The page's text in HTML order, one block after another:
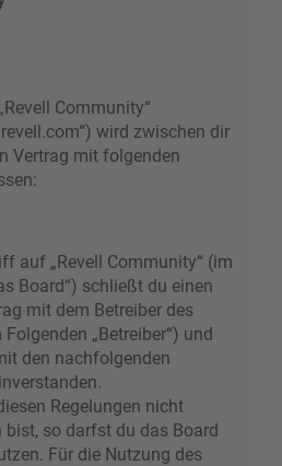
Community“
wird zwischen dir
Vertrag mit folgenden
auf „Revell Community“ (im
Board“) schließt du einen
mit dem Betreiber des
„Betreiber“) und
den nachfolgenden
Regelungen nicht
bist, so darfst du das Board
Für die Nutzung des